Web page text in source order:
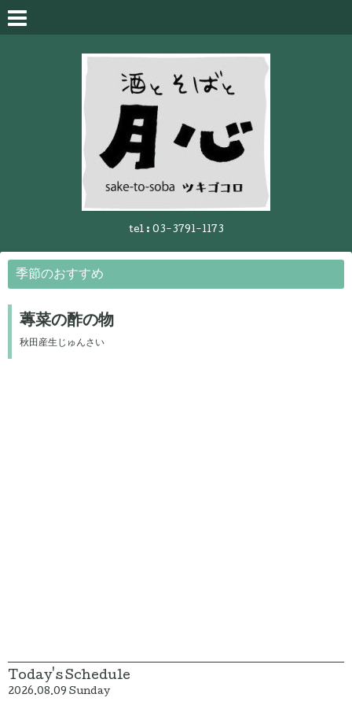
tel : 03-3791-1173
季節のおすすめ
蓴菜の酢の物
秋田産生じゅんさい
Today's Schedule
2026.08.09 Sunday